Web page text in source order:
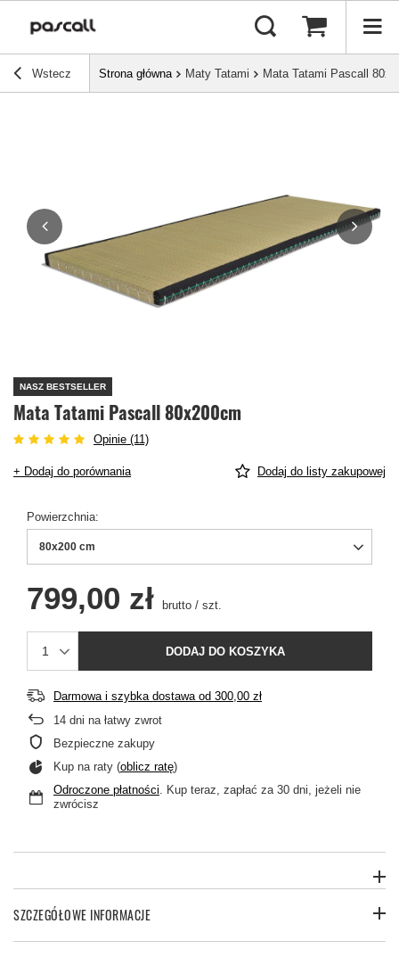
Wstecz Strona główna Maty Tatami Mata Tatami Pascall
NASZ BESTSELLER
Mata Tatami Pascall 80x200cm
Opinie (11)
+ Dodaj do porównania Dodaj do listy zakupowej
Powierzchnia
80x200 cm
799,00 zł brutto / szt.
DODAJ DO KOSZYKA
Darmowa i szybka dostawaod 300,00 zł
14 dni na łatwy zwrot
Bezpieczne zakupy
Kup na raty (oblicz ratę)
Odroczone płatności. Kup teraz, zapłać za 30 dni, jeżeli nie
zwrócisz
SZCZEGÓŁOWE INFORMACJE